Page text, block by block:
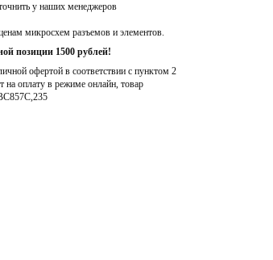
у наших менеджеров
микросхем разъемов и элементов.
позиции 1500 рублей!
офертой в соответствии с пунктом 2
на оплату в режиме онлайн, товар